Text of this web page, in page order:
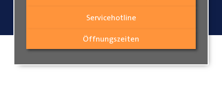
Servicehotline
Öffnungszeiten